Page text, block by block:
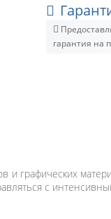
гарантия на
и графических
с